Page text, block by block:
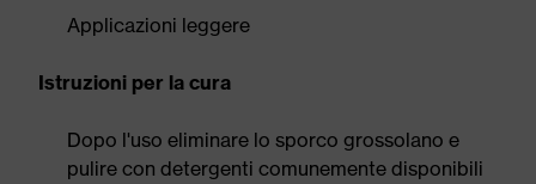
Applicazioni leggere
Istruzioni per la cura
Dopo l'uso eliminare lo sporco grossolano e
pulire con detergenti comunemente disponibili